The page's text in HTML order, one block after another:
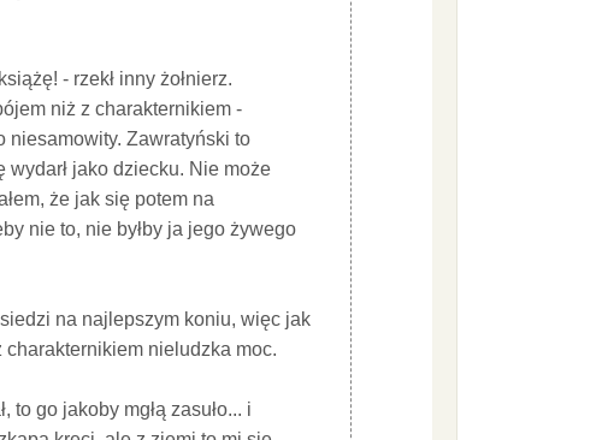
- rzekł inny żołnierz.
niż z charakternikiem -
niesamowity. Zawratyński to
wydarł jako dziecku. Nie może
że jak się potem na
nie to, nie byłby ja jego żywego
na najlepszym koniu, więc jak
nieludzka moc.
to go jakoby mgłą zasuło... i